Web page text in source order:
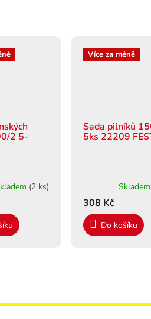
2 5-
(2 ks)
Více za méně
Sada pilníků
5ks 22209
Skladem
308 Kč
Do košíku